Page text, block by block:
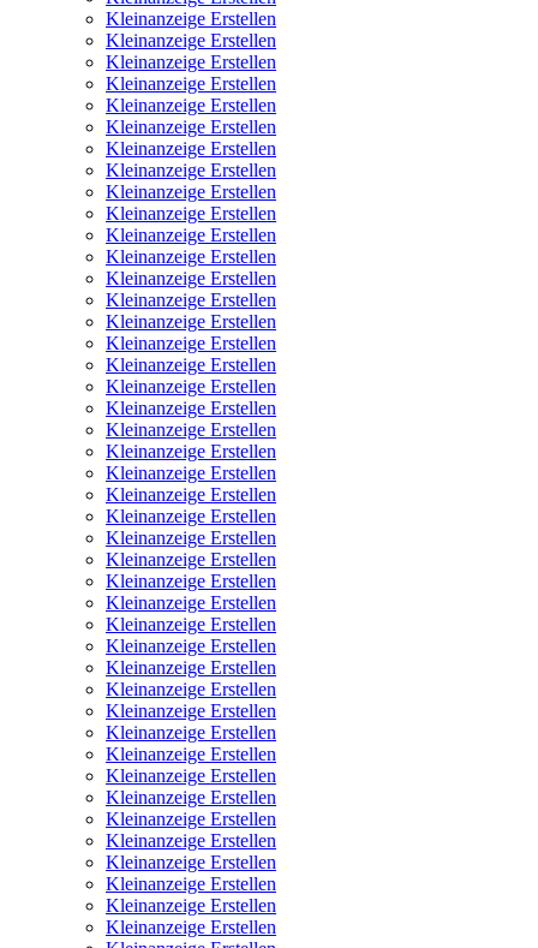
Kleinanzeige Erstellen
Kleinanzeige Erstellen
Kleinanzeige Erstellen
Kleinanzeige Erstellen
Kleinanzeige Erstellen
Kleinanzeige Erstellen
Kleinanzeige Erstellen
Kleinanzeige Erstellen
Kleinanzeige Erstellen
Kleinanzeige Erstellen
Kleinanzeige Erstellen
Kleinanzeige Erstellen
Kleinanzeige Erstellen
Kleinanzeige Erstellen
Kleinanzeige Erstellen
Kleinanzeige Erstellen
Kleinanzeige Erstellen
Kleinanzeige Erstellen
Kleinanzeige Erstellen
Kleinanzeige Erstellen
Kleinanzeige Erstellen
Kleinanzeige Erstellen
Kleinanzeige Erstellen
Kleinanzeige Erstellen
Kleinanzeige Erstellen
Kleinanzeige Erstellen
Kleinanzeige Erstellen
Kleinanzeige Erstellen
Kleinanzeige Erstellen
Kleinanzeige Erstellen
Kleinanzeige Erstellen
Kleinanzeige Erstellen
Kleinanzeige Erstellen
Kleinanzeige Erstellen
Kleinanzeige Erstellen
Kleinanzeige Erstellen
Kleinanzeige Erstellen
Kleinanzeige Erstellen
Kleinanzeige Erstellen
Kleinanzeige Erstellen
Kleinanzeige Erstellen
Kleinanzeige Erstellen
Kleinanzeige Erstellen